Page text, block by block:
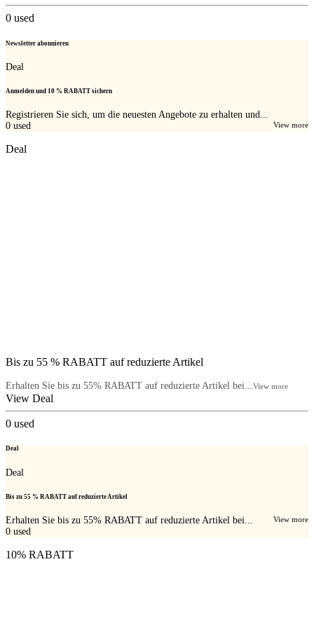
0 used
Newsletter abonnieren
Deal
Anmelden und 10 % RABATT sichern
Registrieren Sie sich, um die neuesten Angebote zu erhalten und...
View more
0 used
Deal
Bis zu 55 % RABATT auf reduzierte Artikel
Erhalten Sie bis zu 55% RABATT auf reduzierte Artikel bei...View more
View Deal
0 used
Deal
Deal
Bis zu 55 % RABATT auf reduzierte Artikel
Erhalten Sie bis zu 55% RABATT auf reduzierte Artikel bei... View more
0 used
10% RABATT